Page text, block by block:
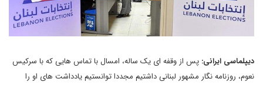
دیپلماسی ایرانی: پس از وقفه ای یک ساله، امسال با تماس هایی که با سرکیس
نعوم، روزنامه نگار مشهور لبنانی داشتیم مجددا توانستیم یادداشت های او را